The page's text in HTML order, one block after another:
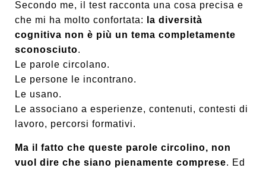
Secondo me, il test racconta una cosa precisa e
che mi ha molto confortata:
la diversità
cognitiva non è più un tema completamente
sconosciuto.
Le parole circolano.
Le persone le incontrano.
Le usano.
Le associano a esperienze, contenuti, contesti di
lavoro, percorsi formativi.
Ma il fatto che queste parole circolino, non
vuol dire che siano pienamente comprese. Ed